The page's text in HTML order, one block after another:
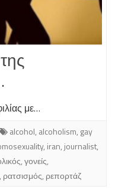
με…
alcohol, alcoholism, gay
, iran, journalist,
,γονείς,
, ρατσισμός, ρεπορτάζ